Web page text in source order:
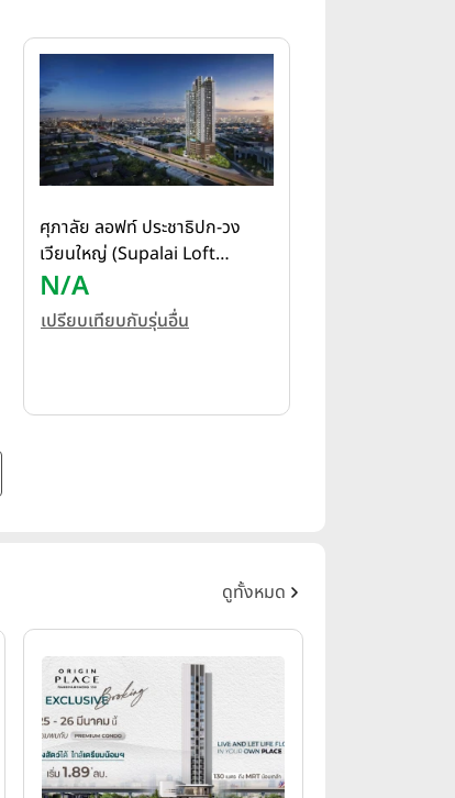
ศุภาลัย ลอฟท์ ประชาธิปก-วง
เวียนใหญ่ (Supalai Loft
Prajadhipok-Wongwian Yai)
N/A
เปรียบเทียบกับรุ่นอื่น
ดูทั้งหมด